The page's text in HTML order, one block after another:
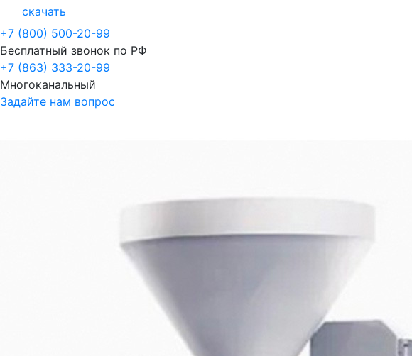
скачать
+7 (800) 500-20-99
Бесплатный звонок по РФ
+7 (863) 333-20-99
Многоканальный
Задайте нам вопрос